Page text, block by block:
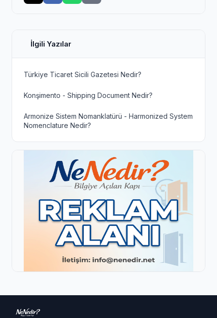
İlgili Yazılar
Türkiye Ticaret Sicili Gazetesi Nedir?
Konşimento - Shipping Document Nedir?
Armonize Sistem Nomanklatürü - Harmonized System
Nomenclature Nedir?